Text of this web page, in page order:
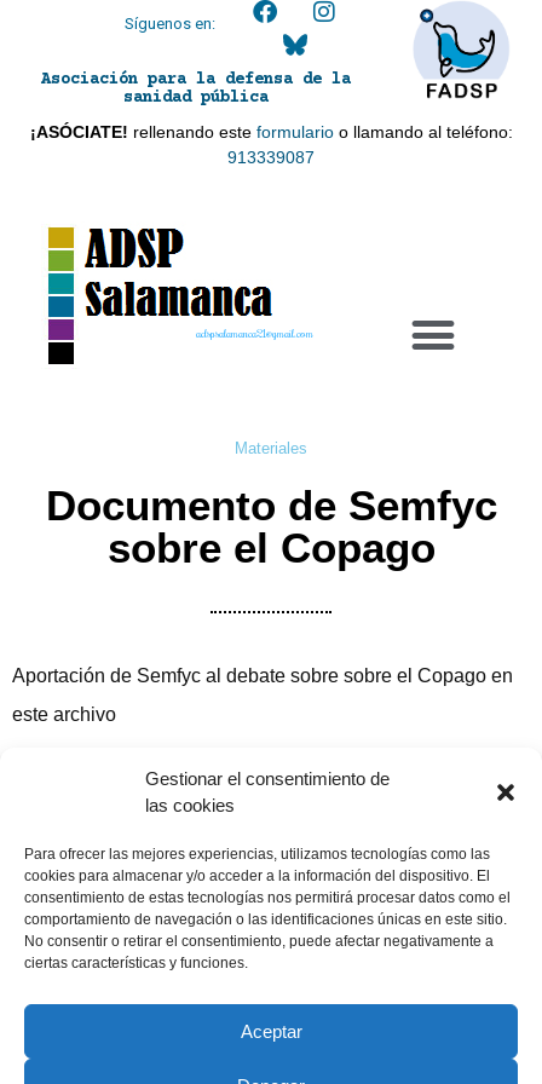
Gestionar el consentimiento de
las cookies
Para ofrecer las mejores experiencias, utilizamos tecnologías como las
cookies para almacenar y/o acceder a la información del dispositivo. El
consentimiento de estas tecnologías nos permitirá procesar datos como el
comportamiento de navegación o las identificaciones únicas en este sitio.
No consentir o retirar el consentimiento, puede afectar negativamente a
ciertas características y funciones.
Aceptar
Síguenos en:
Asociación para la defensa de la
sanidad pública
¡ASÓCIATE! rellenando este formularioo llamando al teléfono:
913339087
adspsalamanca21@gmail.com
Materiales
Documento de Semfyc
sobre el Copago
Aportación de Semfyc al debate sobre sobre el Copago en
este archivo
Documento Copago Semfyc
Compartir publicación
27 diciembre, 2010